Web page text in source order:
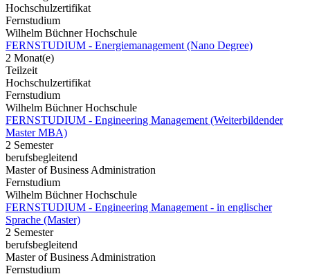
Hochschulzertifikat
Fernstudium
Wilhelm Büchner Hochschule
FERNSTUDIUM - Energiemanagement (Nano Degree)
2 Monat(e)
Teilzeit
Hochschulzertifikat
Fernstudium
Wilhelm Büchner Hochschule
FERNSTUDIUM - Engineering Management (Weiterbildender
Master MBA)
2 Semester
berufsbegleitend
Master of Business Administration
Fernstudium
Wilhelm Büchner Hochschule
FERNSTUDIUM - Engineering Management - in englischer
Sprache (Master)
2 Semester
berufsbegleitend
Master of Business Administration
Fernstudium